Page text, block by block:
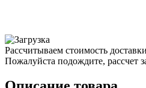
Рассчитываем стоимость доставки
Пожалуйста подождите, рассчет